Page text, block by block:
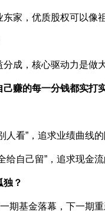
家，优质股权可以像
成，核心驱动力是做
己赚的每一分钱都实打
人看” ，追求业绩曲线
给自己留” ，追求现金
独？
期基金落幕，下一期